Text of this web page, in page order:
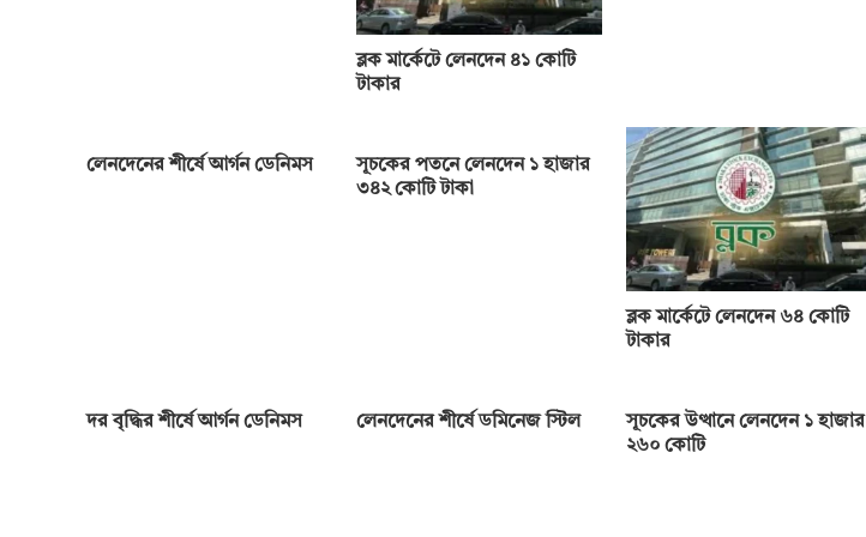
ব্লক মার্কেটে লেনদেন ৪১ কোটি
টাকার
লেনদেনের শীর্ষে আর্গন ডেনিমস
সূচকের পতনে লেনদেন ১ হাজার
৩৪২ কোটি টাকা
ব্লক মার্কেটে লেনদেন ৬৪ কোটি
টাকার
দর বৃদ্ধির শীর্ষে আর্গন ডেনিমস লেনদেনের শীর্ষে ডমিনেজ স্টিল
সূচকের উত্থানে লেনদেন ১ হাজার
২৬০ কোটি